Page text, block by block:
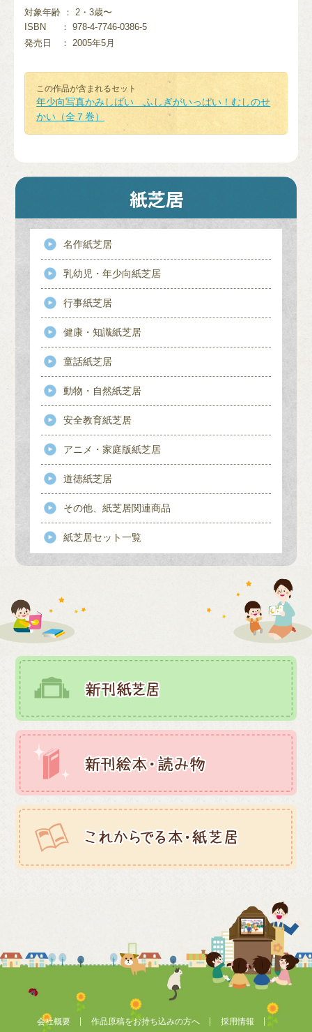
対象年齢 ： 2・3歳〜
ISBN
： 978-4-7746-0386-5
発売日
： 2005年5月
この作品が含まれるセット
年少向写真かみしばい ふしぎがいっぱい！むしのせ
かい（全７巻）
名作紙芝居
乳幼児・年少向紙芝居
行事紙芝居
健康・知識紙芝居
童話紙芝居
動物・自然紙芝居
安全教育紙芝居
アニメ・家庭版紙芝居
道徳紙芝居
その他、紙芝居関連商品
紙芝居セット一覧
会社概要 作品原稿をお持ち込みの方へ 採用情報